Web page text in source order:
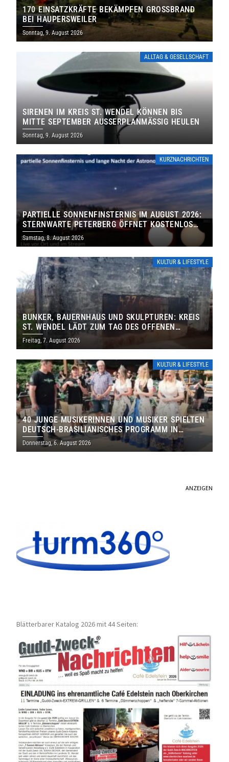
170 EINSATZKRÄFTE BEKÄMPFEN GROSSBRAND B
EI HAUPERSWEILER
Sonntag, 9. August 2026
ALLTAG & GESELLSCHAFT
SIRENEN IM KREIS ST. WENDEL KÖNNEN BIS
MITTE SEPTEMBER AUSSERPLANMÄSSIG HEULEN
Sonntag, 9. August 2026
KURZNACHRICHTEN
PARTIELLE SONNENFINSTERNIS IM AUGUST 2026:
STERNWARTE PETERBERG ÖFFNET KOSTENLOS
IHRE TORE
Samstag, 8. August 2026
KULTUR & LIFESTYLE
BUNKER, BAUERNHAUS UND SKULPTUREN: KREIS
ST. WENDEL LÄDT ZUM TAG DES OFFENEN
DENKMALS EIN
Freitag, 7. August 2026
KULTUR & LIFESTYLE
40 JUNGE MUSIKERINNEN UND MUSIKER SPIELTEN
DEUTSCH-BRASILIANISCHES PROGRAMM IN
THOLEY
Donnerstag, 6. August 2026
ANZEIGEN
Blätterbarer Katalog 2026 mit 44 Seiten: